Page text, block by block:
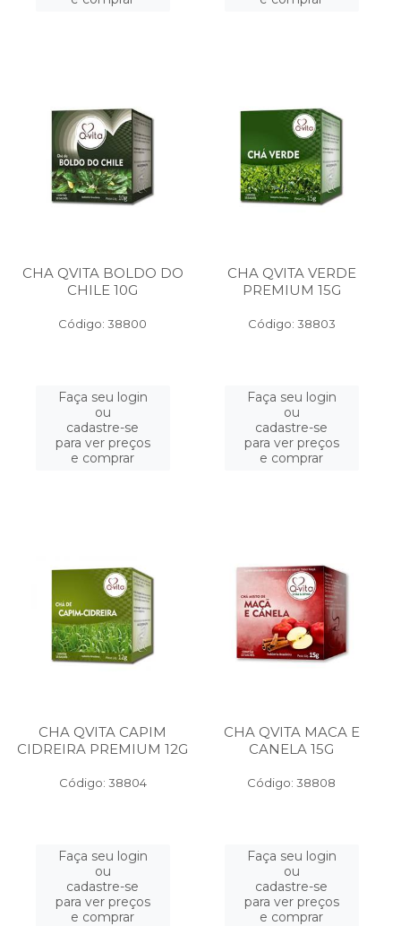
CHA QVITA BOLDO DO
CHILE 10G
Código: 38800
Faça seu login
ou
cadastre-se
para ver preços
e comprar
CHA QVITA VERDE
PREMIUM 15G
Código: 38803
Faça seu login
ou
cadastre-se
para ver preços
e comprar
CHA QVITA CAPIM
CIDREIRA PREMIUM 12G
Código: 38804
Faça seu login
ou
cadastre-se
para ver preços
e comprar
CHA QVITA MACA E
CANELA 15G
Código: 38808
Faça seu login
ou
cadastre-se
para ver preços
e comprar